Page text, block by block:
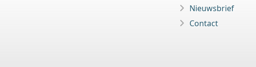
Nieuwsbrief
Contact